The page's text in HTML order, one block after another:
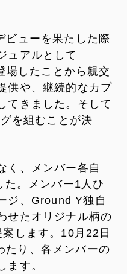
ューを果たした際
ュアルとして
場したことから親交
供や、継続的なカプ
てきました。そして
を組むことが決
く、メンバー各自
た。メンバー1人ひ
ジ、Ground Y独自
せたオリジナル柄の
します。10月22日
たり、各メンバーの
ます。